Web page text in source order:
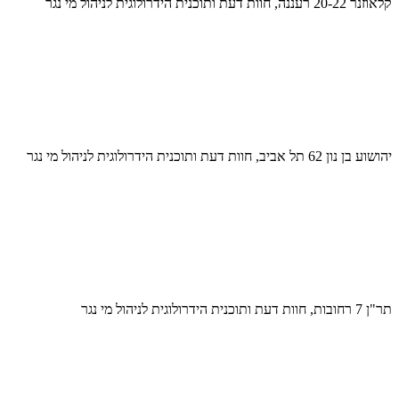
יהושוע בן נון 62 תל אביב, חוות דעת ותוכנית הידרולוגית לניהול מי נגר
תר"ן 7 רחובות, חוות דעת ותוכנית הידרולוגית לניהול מי נגר